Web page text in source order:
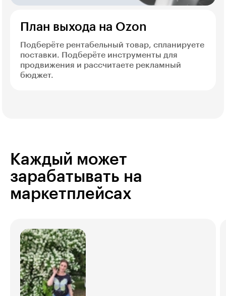
План выхода на Ozon
Подберёте рентабельный товар, спланируете
поставки. Подберёте инструменты для
продвижения и рассчитаете рекламный
бюджет.
Каждый может
зарабатывать на
маркетплейсах